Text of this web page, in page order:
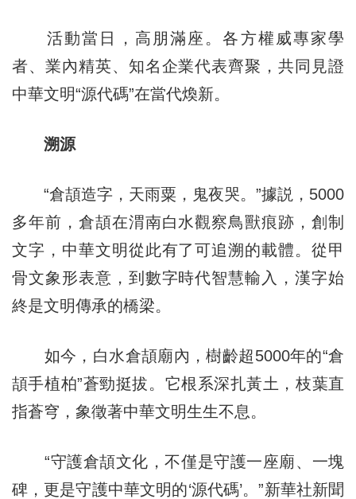
活動當日，高朋滿座。各方權威專家學
者、業內精英、知名企業代表齊聚，共同見證
中華文明“源代碼”在當代煥新。
溯源
“倉頡造字，天雨粟，鬼夜哭。”據説，5000
多年前，倉頡在渭南白水觀察鳥獸痕跡，創制
文字，中華文明從此有了可追溯的載體。從甲
骨文象形表意，到數字時代智慧輸入，漢字始
終是文明傳承的橋梁。
如今，白水倉頡廟內，樹齡超5000年的“倉
頡手植柏”蒼勁挺拔。它根系深扎黃土，枝葉直
指蒼穹，象徵著中華文明生生不息。
“守護倉頡文化，不僅是守護一座廟、一塊
碑，更是守護中華文明的‘源代碼’。”新華社新聞